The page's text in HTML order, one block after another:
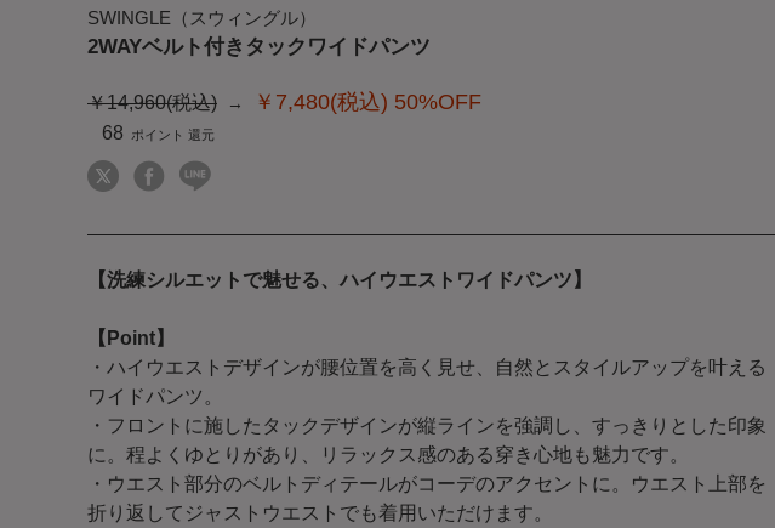
SWINGLE（スウィングル）
2WAYベルト付きタックワイドパンツ
￥14,960(税込) ￥7,480(税込) 50%OFF
68
【洗練シルエットで魅せる、ハイウエストワイドパンツ】
【Point】
・ハイウエストデザインが腰位置を高く見せ、自然とスタイルアップを叶える
ワイドパンツ。
・フロントに施したタックデザインが縦ラインを強調し、すっきりとした印象
に。程よくゆとりがあり、リラックス感のある穿き心地も魅力です。
・ウエスト部分のベルトディテールがコーデのアクセントに。ウエスト上部を
折り返してジャストウエストでも着用いただけます。